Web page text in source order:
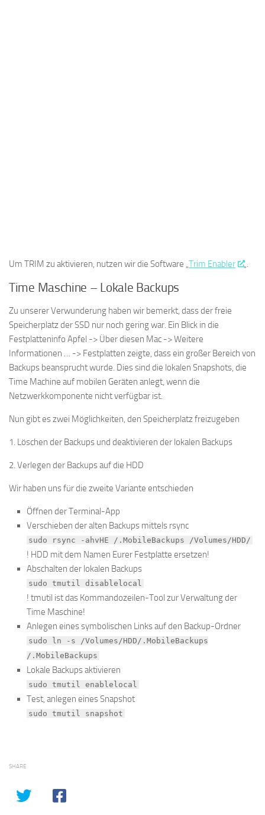
Um TRIM zu aktivieren, nutzen wir die Software „Trim Enabler „.
Time Maschine – Lokale Backups
Zu unserer Verwunderung haben wir bemerkt, dass der freie
Speicherplatz der SSD nur noch gering war. Ein Blick in die
Festplatteninfo Apfel -> Über diesen Mac -> Weitere
Informationen … -> Festplatten zeigte, dass ein großer Bereich von
Backups beansprucht wurde. Dies sind die lokalen Snapshots, die
Time Machine auf mobilen Geräten anlegt, wenn die
Netzwerkkomponente nicht verfügbar ist.
Nun gibt es zwei Möglichkeiten, den Speicherplatz freizugeben
1. Löschen der Backups und deaktivieren der lokalen Backups
2. Verlegen der Backups auf die HDD
Wir haben uns für die zweite Variante entschieden
Öffnen der Terminal-App
Verschieben der alten Backups mittels rsync
sudo rsync -ahvHE /.MobileBackups /Volumes/HDD/
! HDD mit dem Namen Eurer Festplatte ersetzen!
Abschalten der lokalen Backups
sudo tmutil disablelocal
! tmutil ist das Kommandozeilen-Tool zur Verwaltung der
Time Maschine!
Anlegen eines symbolischen Links auf den Backup-Ordner
sudo ln -s /Volumes/HDD/.MobileBackups
/.MobileBackups
Lokale Backups aktivieren
sudo tmutil enablelocal
Test, anlegen eines Snapshot
sudo tmutil snapshot
SHARE